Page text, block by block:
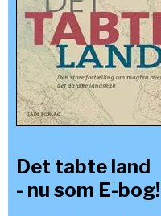
Det tabte land
- nu som E-bog!